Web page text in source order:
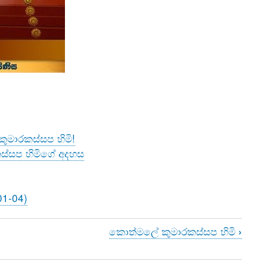
හිමි!
හිමිගේ අදහස
04)
කොත්මලේ කුමාරකස්සප හිමි ›